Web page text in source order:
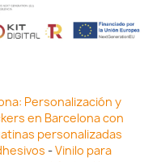
Personalización y
en Barcelona con
personalizadas
-Vinilo para